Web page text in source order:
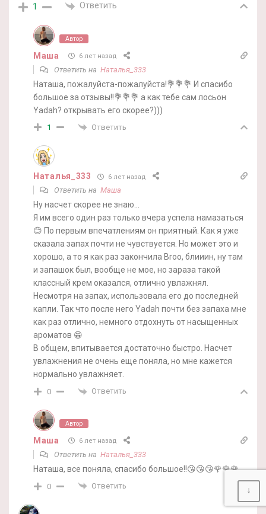
1 Ответить
Автор
Маша 6 лет назад
Ответить на Наталья_333
Наташа, пожалуйста-пожалуйста!💐💐💐 И спасибо
большое за отзывы!!💐💐💐 а как тебе сам лосьон
Yadah? открывать его скорее?)))
1 Ответить
Наталья_333 6 лет назад
Ответить на Маша
Ну насчет скорее не знаю…
Я им всего один раз только вчера успела намазаться
😊 По первым впечатлениям он приятный. Как я уже
сказала запах почти не чувствуется. Но может это и
хорошо, а то я как раз закончила Broo, блииин, ну там
и запашок был, вообще не мое, но зараза такой
классный крем оказался, отлично увлажнял.
Несмотря на запах, использовала его до последней
капли. Так что после него Yadah почти без запаха мне
как раз отлично, немного отдохнуть от насыщенных
ароматов 😁
В общем, впитывается достаточно быстро. Насчет
увлажнения не очень еще поняла, но мне кажется
нормально увлажняет.
0 Ответить
Автор
Маша 6 лет назад
Ответить на Наталья_333
Наташа, все поняла, спасибо большое!!😘😘😘🌹🌹🌹
0 Ответить ↓